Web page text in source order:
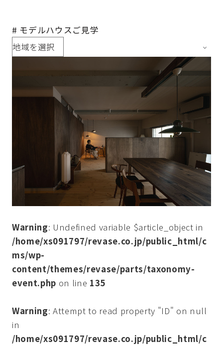
# モデルハウスご見学
Warning: Undefined variable $article_object in
/home/xs091797/revase.co.jp/public_html/c
ms/wp-
content/themes/revase/parts/taxonomy-
event.php on line 135
Warning: Attempt to read property "ID" on null
in
/home/xs091797/revase.co.jp/public_html/c